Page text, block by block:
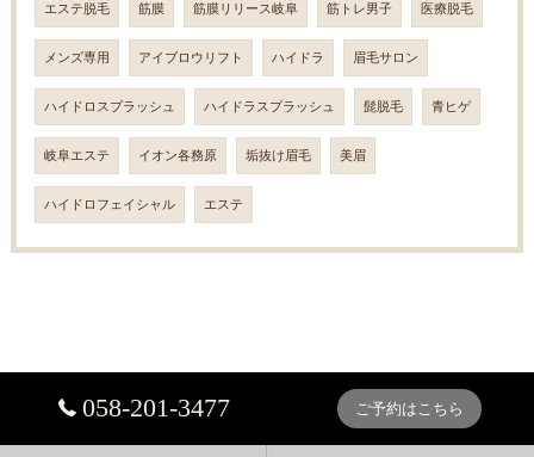
エステ脱毛 筋膜 筋膜リリース岐阜 筋トレ男子 医療脱毛
メンズ専用 アイブロウリフト ハイドラ 眉毛サロン
ハイドロスプラッシュ ハイドラスプラッシュ 髭脱毛 青ヒゲ
岐阜エステ イオン各務原 垢抜け眉毛 美眉
ハイドロフェイシャル エステ
058-201-3477 ご予約はこちら